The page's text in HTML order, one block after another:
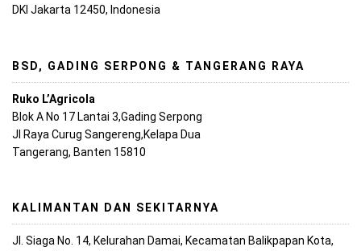
DKI Jakarta 12450, Indonesia
BSD, GADING SERPONG & TANGERANG RAYA
Ruko L’Agricola
Blok A No 17 Lantai 3,Gading Serpong
Jl Raya Curug Sangereng,Kelapa Dua
Tangerang, Banten 15810
KALIMANTAN DAN SEKITARNYA
Jl. Siaga No. 14, Kelurahan Damai, Kecamatan Balikpapan Kota,